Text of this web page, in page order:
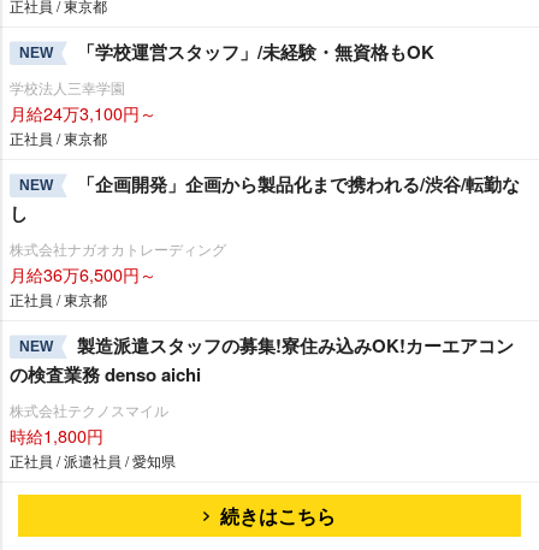
正社員 / 東京都
NEW 「学校運営スタッフ」/未経験・無資格もOK
学校法人三幸学園
月給24万3,100円～
正社員 / 東京都
NEW
「企画開発」企画から製品化まで携われる/渋谷/転勤な
し
株式会社ナガオカトレーディング
月給36万6,500円～
正社員 / 東京都
NEW
製造派遣スタッフの募集!寮住み込みOK!カーエアコン
の検査業務 denso aichi
株式会社テクノスマイル
時給1,800円
正社員 / 派遣社員 / 愛知県
続きはこちら